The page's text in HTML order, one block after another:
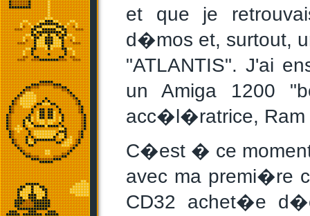
et que je
d�mos et, surtout,
"ATLANTIS". J'ai
un Amiga 1200
acc�l�ratrice, Ram
C�est � ce
avec ma premi�re
CD32 achet�e